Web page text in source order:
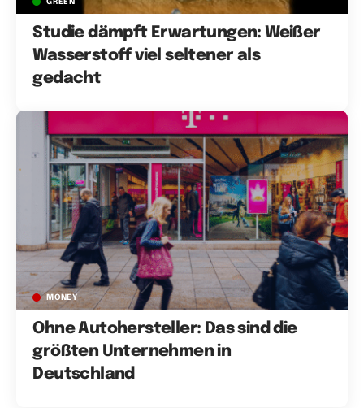
Studie dämpft Erwartungen: Weißer
Wasserstoff viel seltener als
gedacht
MONEY
Ohne Autohersteller: Das sind die
größten Unternehmen in
Deutschland